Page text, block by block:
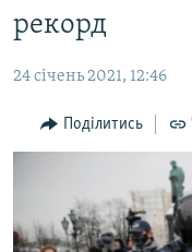
основної
Перейти
пошукуІНТЕРВ'Ю
СПЕЦПРОЕКТИ
ДЕПОРТАЦІЯ
ЯК ОБІЙТИ
рекорд
24 січень 2021, 12:46
Поділитись